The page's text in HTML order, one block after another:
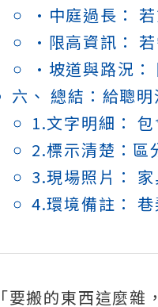
•中庭過長：
•限高資訊：
•坡道與路況：
六、 總結：給聰
1.文字明細：
2.標示清楚：區
3.現場照片：
4.環境備註：
「要搬的東西這麼